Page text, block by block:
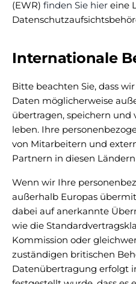
(EWR) finden Sie hier eine
Internationale
Bitte beachten Sie, dass
Daten möglicherweise
übertragen, speichern und
leben. Ihre
von Mitarbeitern und
Partnern in diesen
Wenn wir Ihre
außerhalb Europas
dabei auf anerkannte
wie die
Kommission oder
zuständigen britischen
Datenübertragung erfolgt